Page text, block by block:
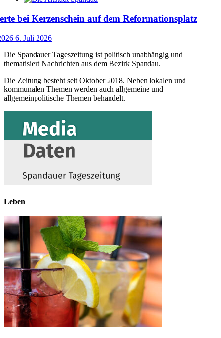
bei Kerzenschein auf dem Reformationsplatz
6. Juli 2026
Die Spandauer Tageszeitung ist politisch unabhängig und
thematisiert Nachrichten aus dem Bezirk Spandau.
Die Zeitung besteht seit Oktober 2018. Neben lokalen und
kommunalen Themen werden auch allgemeine und
allgemeinpolitische Themen behandelt.
Leben